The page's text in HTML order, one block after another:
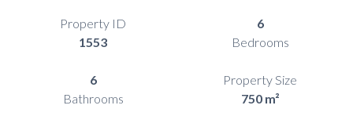
Property ID
1553
6
Bedrooms
6
Bathrooms
Property Size
750 m²